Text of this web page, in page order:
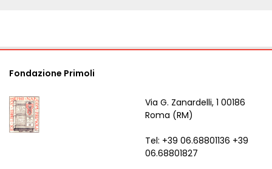
Fondazione Primoli
Via G. Zanardelli, 1 00186
Roma (RM)
Tel: +39 06.68801136 +39
06.68801827